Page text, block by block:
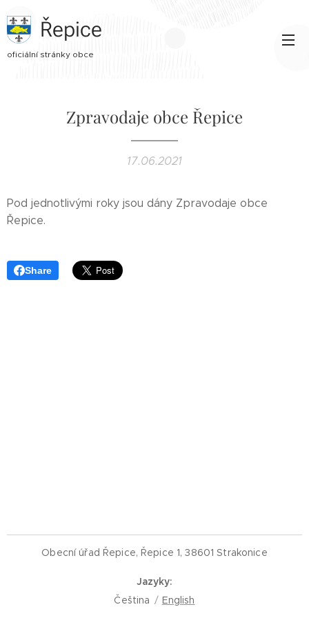
Řepice
oficiální stránky obce
Zpravodaje obce Řepice
17.06.2021
Pod jednotlivými roky jsou dány Zpravodaje obce
Řepice.
Share
Obecní úřad Řepice, Řepice 1, 38601 Strakonice
Jazyky
Čeština
English